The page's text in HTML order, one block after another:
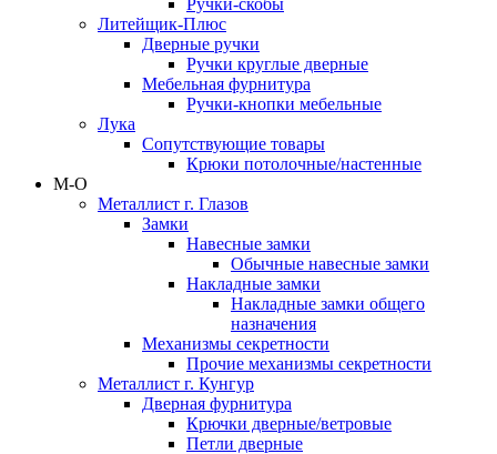
Ручки-скобы
Литейщик-Плюс
Дверные ручки
Ручки круглые дверные
Мебельная фурнитура
Ручки-кнопки мебельные
Лука
Сопутствующие товары
Крюки потолочные/настенные
М-О
Металлист г. Глазов
Замки
Навесные замки
Обычные навесные замки
Накладные замки
Накладные замки общего
назначения
Механизмы секретности
Прочие механизмы секретности
Металлист г. Кунгур
Дверная фурнитура
Крючки дверные/ветровые
Петли дверные